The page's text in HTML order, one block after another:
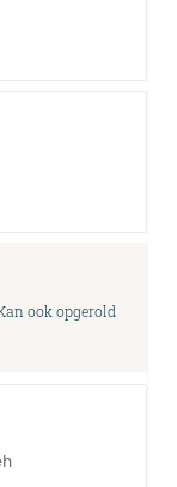
ook opgerold